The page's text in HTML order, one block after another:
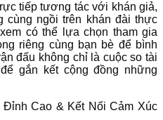
tiếp tương tác với khán giả,
cùng ngồi trên khán đài thực
có thể lựa chọn tham gia
riêng cùng bạn bè để bình
đấu không chỉ là cuộc so tài
gắn kết cộng đồng những